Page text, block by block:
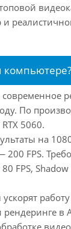
компьютере?
По
5060.
на
FPS.
FPS,
в